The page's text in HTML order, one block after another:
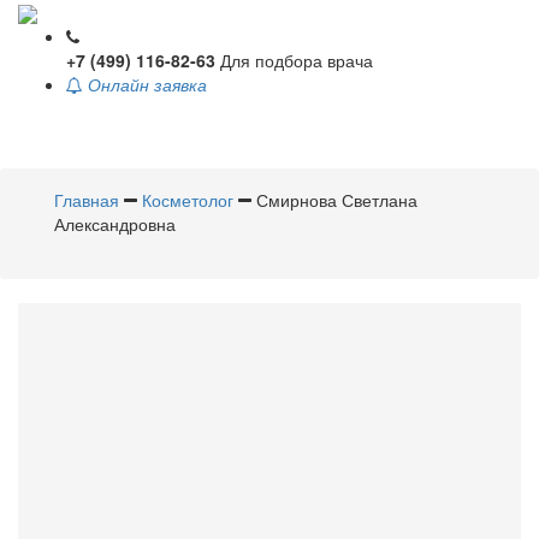
+7 (499) 116-82-63 Для подбора врача
Онлайн заявка
Главная
Косметолог
Смирнова Светлана
Александровна